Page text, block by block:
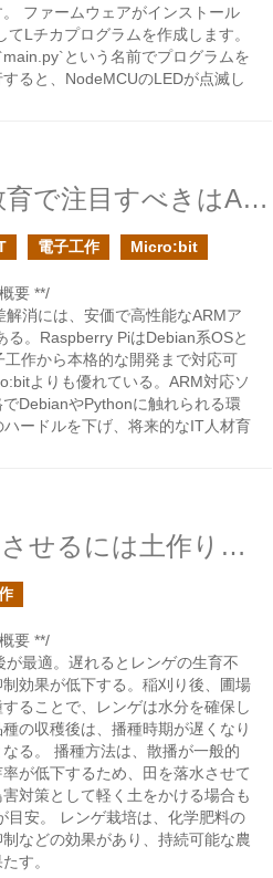
ファームウェアがインストール
Lチカプログラムを作成します。
という名前でプログラムを
ると、NodeMCUのLEDが点滅し
プログラミング教育で注目すべきはARM + Debian + Pythonであるはずだ
電子工作 Micro:bit
要 **/
消には、安価で高性能なARMア
る。Raspberry PiはDebian系OSと
作から本格的な開発まで対応可
よりも優れている。ARM対応ソ
DebianやPythonに触れられる環
ードルを下げ、将来的なIT人材育
稲作の冷害を緩和させるには土作りの続き
要 **/
が最適。遅れるとレンゲの生育不
効果が低下する。稲刈り後、圃場
ることで、レンゲは水分を確保し
の収穫後は、播種時期が遅くなり
る。 播種方法は、散播が一般的
が低下するため、田を落水させて
対策として軽く土をかける場合も
目安。 レンゲ栽培は、化学肥料の
などの効果があり、持続可能な農
す。